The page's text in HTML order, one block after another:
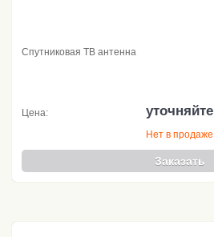
Спутниковая ТВ антенна
Цена: уточняйте
Нет в продаже
Заказать